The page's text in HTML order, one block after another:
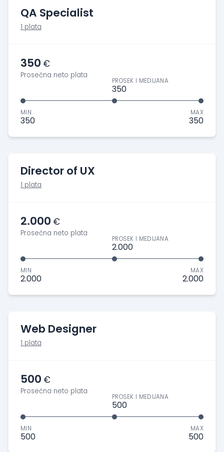
QA Specialist
1 plata
350 €
Prosečna neto plata
MIN
350
PROSEK I MEDIJANA
350
MAX
350
Director of UX
1 plata
2.000 €
Prosečna neto plata
MIN
2.000
PROSEK I MEDIJANA
2.000
MAX
2.000
Web Designer
1 plata
500 €
Prosečna neto plata
MIN
500
PROSEK I MEDIJANA
500
MAX
500